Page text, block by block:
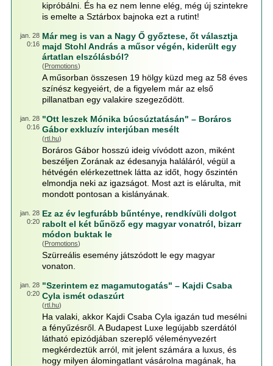
kipróbálni. És ha ez nem lenne elég, még új szintekre
is emelte a Sztárbox bajnoka ezt a rutint!
jan. 28
0:16
Már meg is van a Nagy Ő győztese, őt választja
majd Stohl András a műsor végén, kiderült egy
ártatlan elszólásból?
(Promotions)
A műsorban összesen 19 hölgy küzd meg az 58 éves
színész kegyeiért, de a figyelem már az első
pillanatban egy valakire szegeződött.
jan. 28
0:16
"Ott leszek Mónika búcsúztatásán" – Boráros
Gábor exkluzív interjúban mesélt
(rtl.hu)
Boráros Gábor hosszú ideig vívódott azon, miként
beszéljen Zorának az édesanyja haláláról, végül a
hétvégén elérkezettnek látta az időt, hogy őszintén
elmondja neki az igazságot. Most azt is elárulta, mit
mondott pontosan a kislányának.
jan. 28
0:20
Ez az év legfurább bűnténye, rendkívüli dolgot
rabolt el két bűnöző egy magyar vonatról, bizarr
módon buktak le
(Promotions)
Szürreális esemény játszódott le egy magyar
vonaton.
jan. 28
0:20
"Szerintem ez magamutogatás" – Kajdi Csaba
Cyla ismét odaszúrt
(rtl.hu)
Ha valaki, akkor Kajdi Csaba Cyla igazán tud mesélni
a fényűzésről. A Budapest Luxe legújabb szerdától
látható epizódjában szereplő véleményvezért
megkérdeztük arról, mit jelent számára a luxus, és
hogy milyen álomingatlant vásárolna magának, ha